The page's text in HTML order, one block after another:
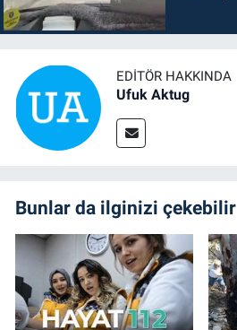
EDITÖR HAKKINDA
Ufuk Aktug
Bunlar da ilginizi çekebilir